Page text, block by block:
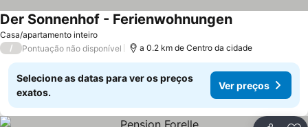
Casa/apartamento inteiro
Der Sonnenhof - Ferienwohnungen
/ Pontuação não disponível a 0.2 km de Centro da cidade
Selecione as datas para ver os preços
exatos.
Ver preços